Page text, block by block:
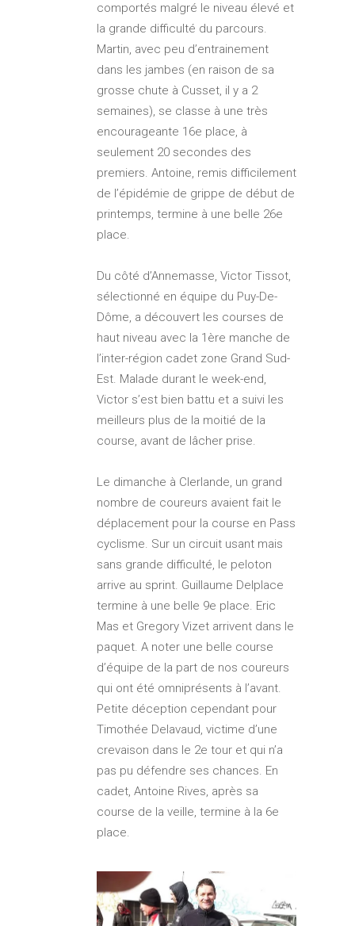
comportés malgré le niveau élevé et
la grande difficulté du parcours.
Martin, avec peu d’entrainement
dans les jambes (en raison de sa
grosse chute à Cusset, il y a 2
semaines), se classe à une très
encourageante 16e place, à
seulement 20 secondes des
premiers. Antoine, remis difficilement
de l’épidémie de grippe de début de
printemps, termine à une belle 26e
place.
Du côté d’Annemasse, Victor Tissot,
sélectionné en équipe du Puy-De-
Dôme, a découvert les courses de
haut niveau avec la 1ère manche de
l’inter-région cadet zone Grand Sud-
Est. Malade durant le week-end,
Victor s’est bien battu et a suivi les
meilleurs plus de la moitié de la
course, avant de lâcher prise.
Le dimanche à Clerlande, un grand
nombre de coureurs avaient fait le
déplacement pour la course en Pass
cyclisme. Sur un circuit usant mais
sans grande difficulté, le peloton
arrive au sprint. Guillaume Delplace
termine à une belle 9e place. Eric
Mas et Gregory Vizet arrivent dans le
paquet. A noter une belle course
d’équipe de la part de nos coureurs
qui ont été omniprésents à l’avant.
Petite déception cependant pour
Timothée Delavaud, victime d’une
crevaison dans le 2e tour et qui n’a
pas pu défendre ses chances. En
cadet, Antoine Rives, après sa
course de la veille, termine à la 6e
place.